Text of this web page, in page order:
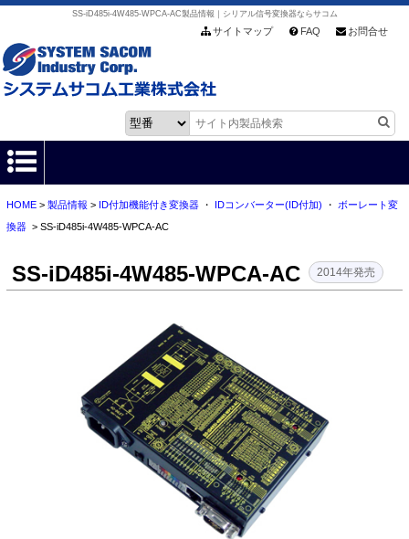
SS-iD485i-4W485-WPCA-AC製品情報｜シリアル信号変換器ならサコム
サイトマップ FAQ お問合せ
HOME
各種ダウンロード
お客様サポート
会社情報
お問い合わせ
HOME> 製品情報 > ID付加機能付き変換器・ IDコンバーター(ID付加) ・
ボーレート変
換器> SS-iD485i-4W485-WPCA-AC
SS-iD485i-4W485-WPCA-AC 2014年発売